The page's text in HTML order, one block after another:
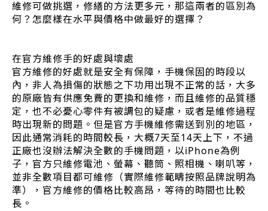
維修可做挑選，修繕的方法更多元，那這兩者的區別為
何？怎麼樣在水平與價格中做最好的選擇？
在官方維修手的好處與壞處
官方維修的好處就是安全有保障，手機保固的時段以
內，非人為損傷的狀態之下功用出現不正常的話，大多
的原廠皆有供應免費的更換和維修，而且維修的品質穩
定，也不必憂心零件有被調包的疑慮，或者是維修過程
時出現新的問題。但是官方手機維修需送到別的地區，
因此通常消耗的時間較長，大概7天至14天上下，不過
正廠也沒辦法解決全數的手機問題，以iPhone為例
子，官方只維修電池、螢幕、聽筒、照相機、喇叭等，
並非全數項目都可維修（實際維修範疇按照品牌說明為
準），官方維修的價格比較高昂，等待的時間也比較
長。